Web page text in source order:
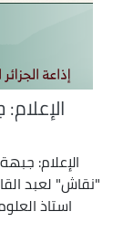
الإعلام:
"نقاش" لعبد